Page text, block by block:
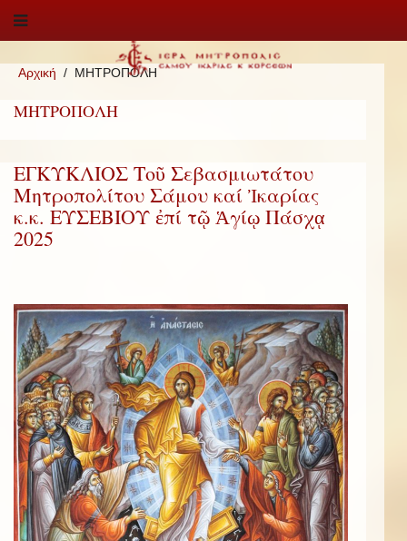
Αρχική ΜΗΤΡΟΠΟΛΗ
ΜΗΤΡΟΠΟΛΗ
ΕΓΚΥΚΛΙΟΣ Τοῦ Σεβασμιωτάτου
Μητροπολίτου Σάμου καί Ἰκαρίας
κ.κ. ΕΥΣΕΒΙΟΥ ἐπί τῷ Ἁγίῳ Πάσχᾳ
2025